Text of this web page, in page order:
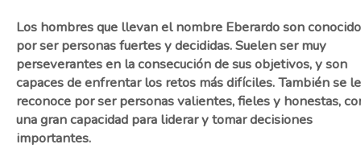
Los hombres que llevan el nombre Eberardo son
por ser personas fuertes y decididas. Suelen ser muy
perseverantes en la consecución de sus objetivos, y son
capaces de enfrentar los retos más difíciles. También se
reconoce por ser personas valientes, fieles y honestas,
una gran capacidad para liderar y tomar decisiones
importantes.